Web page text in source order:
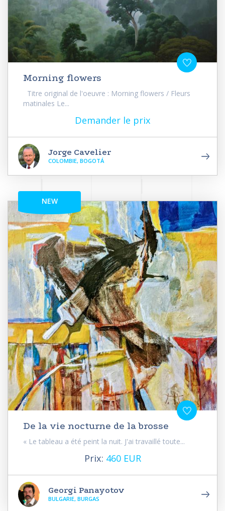
Morning flowers
Titre original de l'oeuvre : Morning flowers / Fleurs
matinales Le...
Demander le prix
Jorge Cavelier
COLOMBIE, BOGOTÁ
NEW
De la vie nocturne de la brosse
« Le tableau a été peint la nuit. J'ai travaillé toute...
Prix: 460 EUR
Georgi Panayotov
BULGARIE, BURGAS